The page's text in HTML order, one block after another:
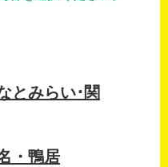
とみらい･関
・鴨居